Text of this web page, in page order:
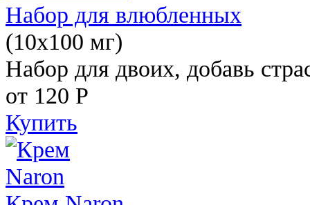
Набор для влюбленных
(10х100 мг)
Набор для двоих, добавь
от 120 Р
Купить